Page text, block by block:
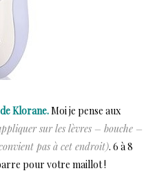
Klorane.Moi je pense aux
sur les lèvres – bouche –
pas à cet endroit). 6 à 8
pour votre maillot !